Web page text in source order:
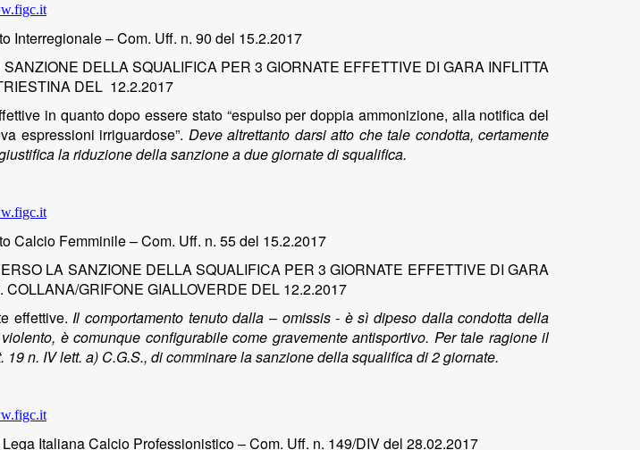
Interregionale – Com. Uff. n. 90 del 15.2.2017
DELLA SQUALIFICA PER 3 GIORNATE EFFETTIVE DI GARA INFLITTA
DEL 12.2.2017
in quanto dopo essere stato “espulso per doppia ammonizione, alla notifica del
espressioni irriguardose”. Deve altrettanto darsi atto che tale condotta, certamente
la riduzione della sanzione a due giornate di squalifica.
Calcio Femminile – Com. Uff. n. 55 del 15.2.2017
LA SANZIONE DELLA SQUALIFICA PER 3 GIORNATE EFFETTIVE DI GARA
GRIFONE GIALLOVERDE DEL 12.2.2017
effettive.Il comportamento tenuto dalla – omissis - è sì dipeso dalla condotta della
è comunque configurabile come gravemente antisportivo. Per tale ragione il
n. IV lett. a) C.G.S., di comminare la sanzione della squalifica di 2 giornate.
Italiana Calcio Professionistico – Com. Uff. n. 149/DIV del 28.02.2017